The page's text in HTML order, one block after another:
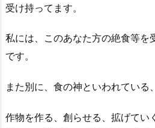
受け持ってます。
私には、このあなた方の絶食等を
です。
また別に、食の神といわれている
作物を作る、創らせる、拡げてい